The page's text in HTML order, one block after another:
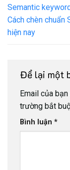
Semantic
Cách chèn chuẩn
hiện nay
Để lại một
Email của
trường bắt
Bình luận *